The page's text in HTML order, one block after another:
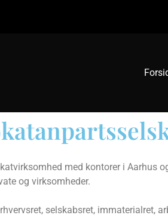
med kontorer i Aarhus
og virksomheder.
selskabsret, immaterialret,